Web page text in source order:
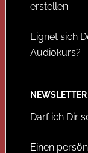
erstellen
Eignet sich
Audiokurs?
NEWSLETTER
Darf ich Dir
Einen